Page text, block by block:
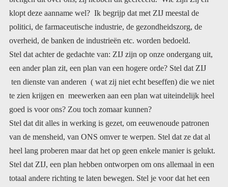
overheid, de banken de industrieën etc. worden bedoeld.
Stel dat achter de gedachte van: ZIJ zijn op onze ondergang uit,
een ander plan zit, een plan van een hogere orde? Stel dat ZIJ
ten dienste van anderen ( wat zij niet echt beseffen) die we niet
te zien krijgen en meewerken aan een plan wat uiteindelijk heel
goed is voor ons? Zou toch zomaar kunnen?
Stel dat dit alles in werking is gezet, om eeuwenoude patronen
van de mensheid, van ONS omver te werpen. Stel dat ze dat al
heel lang proberen maar dat het op geen enkele manier is gelukt.
Stel dat ZIJ, een plan hebben ontworpen om ons allemaal in een
totaal andere richting te laten bewegen. Stel je voor dat het een